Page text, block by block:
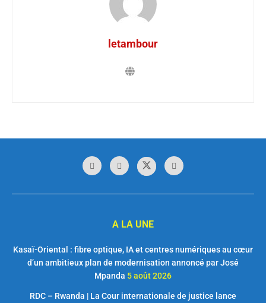
letambour
A LA UNE
Kasaï-Oriental : fibre optique, IA et centres numériques au cœur
d’un ambitieux plan de modernisation annoncé par José
Mpanda 5 août 2026
RDC – Rwanda | La Cour internationale de justice lance